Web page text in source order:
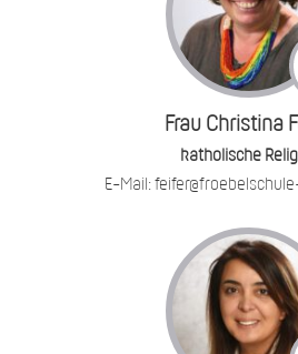
Frau Christina
katholische
E-Mail: